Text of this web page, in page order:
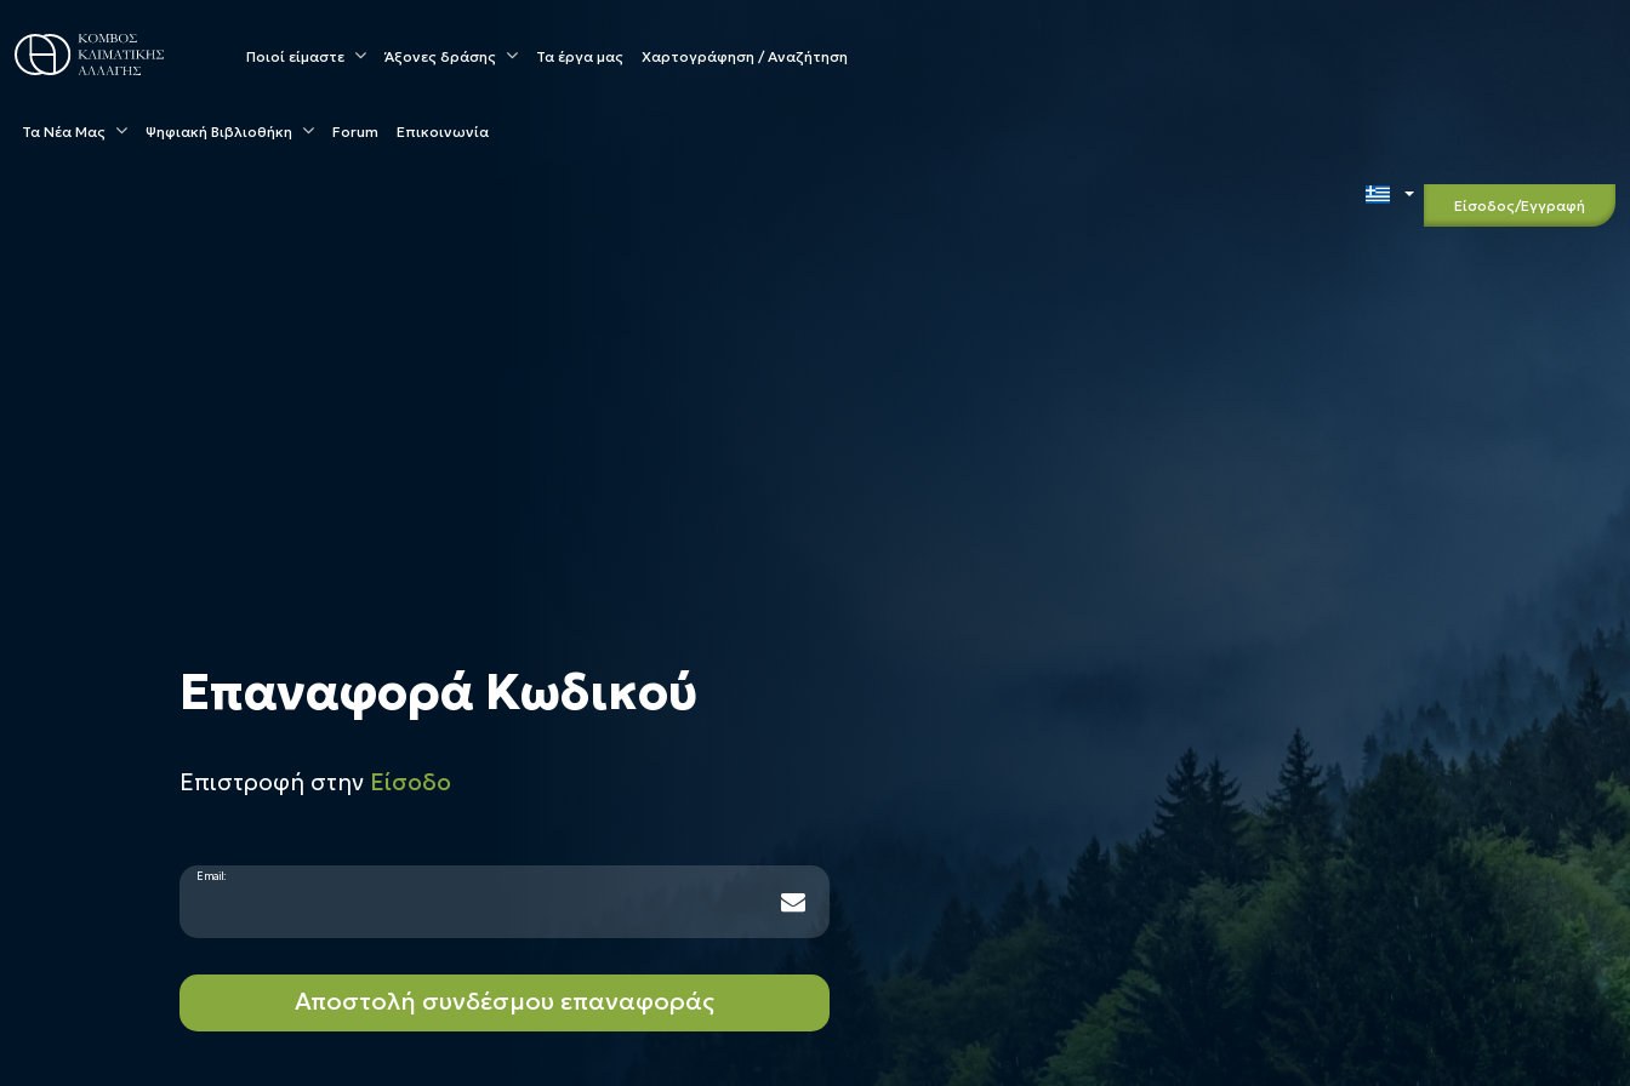
Ποιοί είμαστε Άξονες δράσης Τα έργα μας Χαρτογράφηση / Αναζήτηση
Τα Νέα Μας Ψηφιακή Βιβλιοθήκη Forum Επικοινωνία
Είσοδος/Εγγραφή
Επαναφορά Κωδικού
Επιστροφή στην Είσοδο
Email:
Αποστολή συνδέσμου επαναφοράς